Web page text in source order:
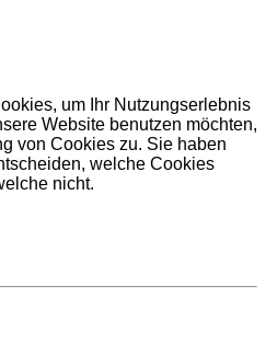
um Ihr Nutzungserlebnis
Website benutzen möchten,
von Cookies zu. Sie haben
welche Cookies
nicht.